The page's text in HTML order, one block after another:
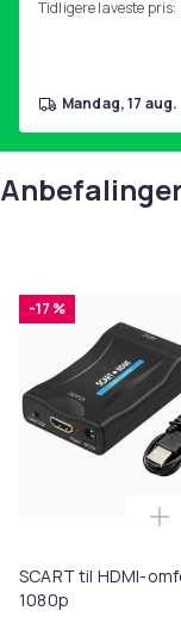
Tidligere laveste pris:
mandag, 17 aug.
-17 %
SCART til HDMI-
1080p